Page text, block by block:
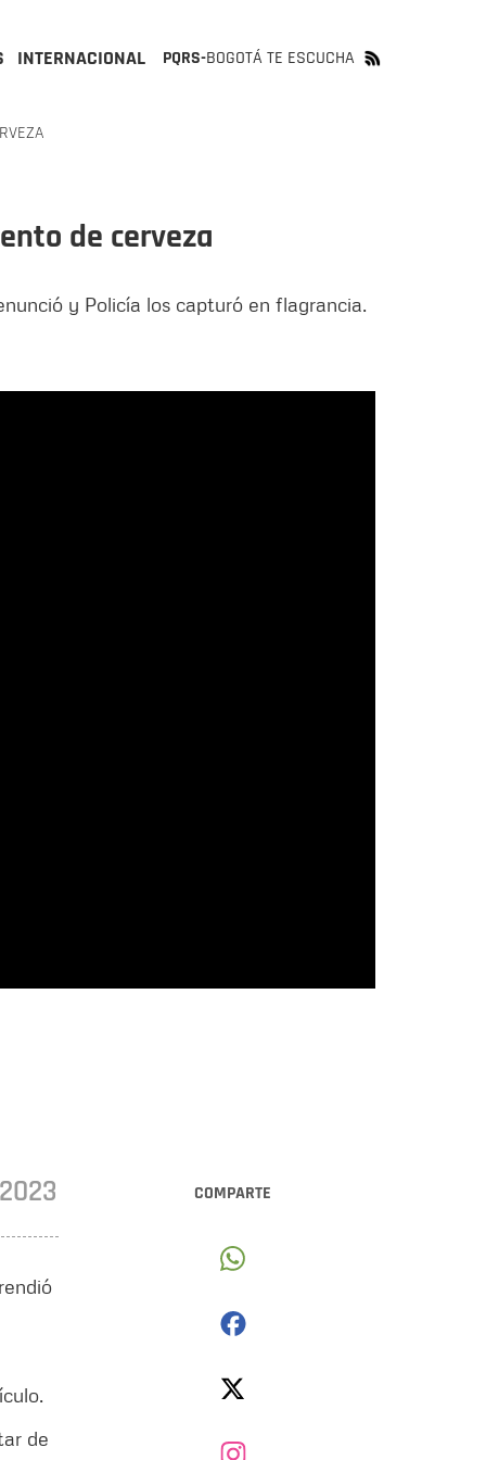
INTERNACIONAL PQRS-BOGOTÁ TE ESCUCHA
de cerveza
y Policía los capturó en flagrancia.
COMPARTE
de